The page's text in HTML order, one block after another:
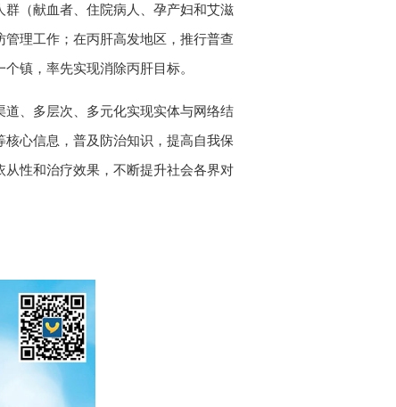
（献血者、住院病人、孕产妇和艾滋
理工作；在丙肝高发地区，推行普查
镇，率先实现消除丙肝目标。
、多层次、多元化实现实体与网络结
心信息，普及防治知识，提高自我保
性和治疗效果，不断提升社会各界对